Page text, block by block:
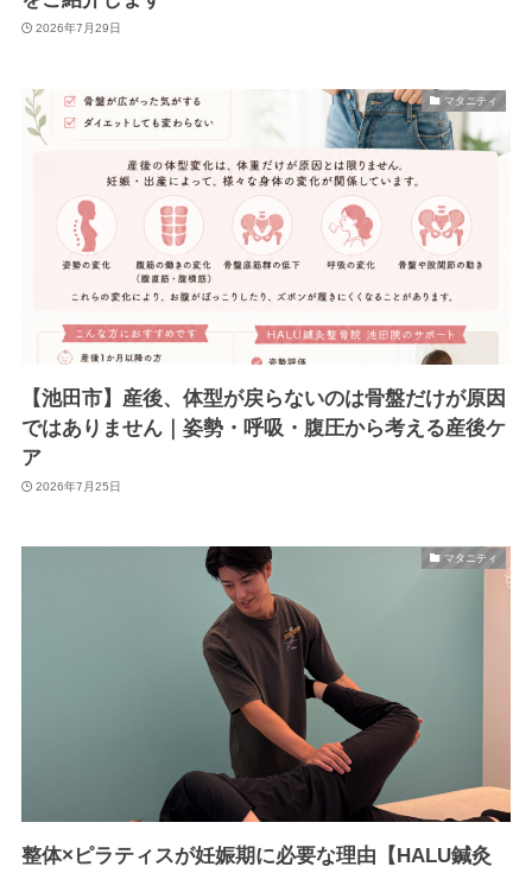
2026年7月29日
マタニティ
【池田市】産後、体型が戻らないのは骨盤だけが原因
ではありません｜姿勢・呼吸・腹圧から考える産後ケ
ア
2026年7月25日
マタニティ
整体×ピラティスが妊娠期に必要な理由【HALU鍼灸